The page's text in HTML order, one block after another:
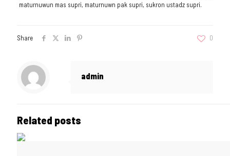
maturnuwun mas supri, maturnuwn pak supri, sukron ustadz supri.
Share 0
admin
Related posts